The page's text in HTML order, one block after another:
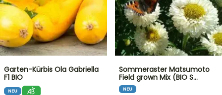
Garten-Kürbis Ola Gabriella
F1 BIO
NEU
Sommeraster Matsumoto
Field grown Mix (BIO S…
NEU